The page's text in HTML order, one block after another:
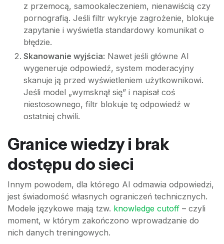
z przemocą, samookaleczeniem, nienawiścią czy
pornografią. Jeśli filtr wykryje zagrożenie, blokuje
zapytanie i wyświetla standardowy komunikat o
błędzie.
Skanowanie wyjścia: Nawet jeśli główne AI
wygeneruje odpowiedź, system moderacyjny
skanuje ją przed wyświetleniem użytkownikowi.
Jeśli model „wymsknął się” i napisał coś
niestosownego, filtr blokuje tę odpowiedź w
ostatniej chwili.
Granice wiedzy i brak
dostępu do sieci
Innym powodem, dla którego AI odmawia odpowiedzi,
jest świadomość własnych ograniczeń technicznych.
Modele językowe mają tzw. knowledge cutoff – czyli
moment, w którym zakończono wprowadzanie do
nich danych treningowych.